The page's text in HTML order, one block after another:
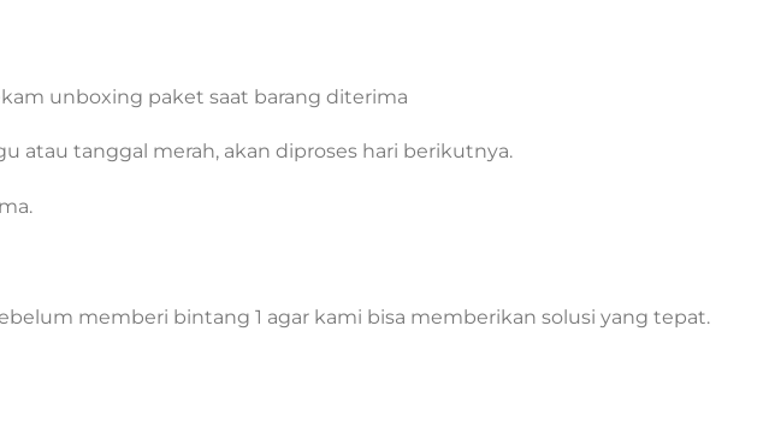
unboxing paket saat barang diterima
atau tanggal merah, akan diproses hari berikutnya.
memberi bintang 1 agar kami bisa memberikan solusi yang tepat.